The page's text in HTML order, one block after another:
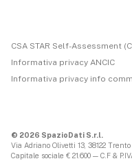
CSA STAR Self-Assessment
Informativa privacy ANCIC
Informativa privacy info
© 2026 SpazioDati S.r.l.
Via Adriano Olivetti 13, 38122
Capitale sociale € 21.600 — C.F &